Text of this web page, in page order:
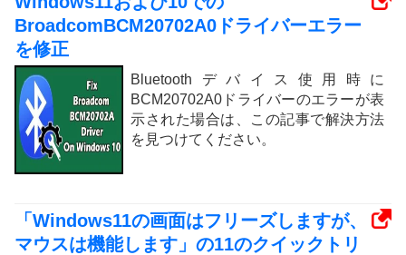
BroadcomBCM20702A0ドライバーエラー
を修正
Bluetoothデバイス使用時に
BCM20702A0ドライバーのエラーが表
示された場合は、この記事で解決方法
を見つけてください。
「Windows11の画面はフリーズしますが、
マウスは機能します」の11のクイックトリ